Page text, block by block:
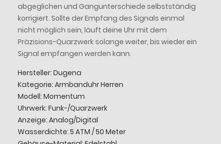
abgeglichen und Gangunterschiede selbstständig
korrigiert. Sollte der Empfang des Signals einmal
nicht möglich sein, läuft deine Uhr mit dem
Präzisions-Quarzwerk solange weiter, bis wieder ein
Signal empfangen werden kann.
Hersteller: Dugena
Kategorie: Armbanduhr Herren
Modell: Momentum
Uhrwerk: Funk-/Quarzwerk
Anzeige: Analog/Digital
Wasserdichte: 5 ATM / 50 Meter